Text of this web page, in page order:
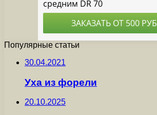
Популярные статьи
30.04.2021
Уха из форели
20.10.2025